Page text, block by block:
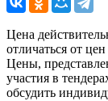
Цена
отличаться от
Цены,
участия в
обсудить